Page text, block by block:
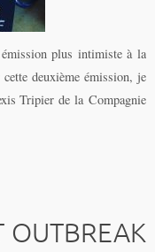
plus intimiste à la
deuxième émission, je
Tripier de la Compagnie
OUTBREAK